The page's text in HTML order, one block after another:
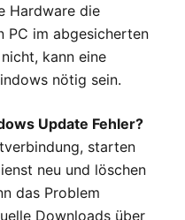
Hardware die
PC im abgesicherten
kann eine
nötig sein.
Update Fehler?
starten
neu und löschen
das Problem
Downloads über